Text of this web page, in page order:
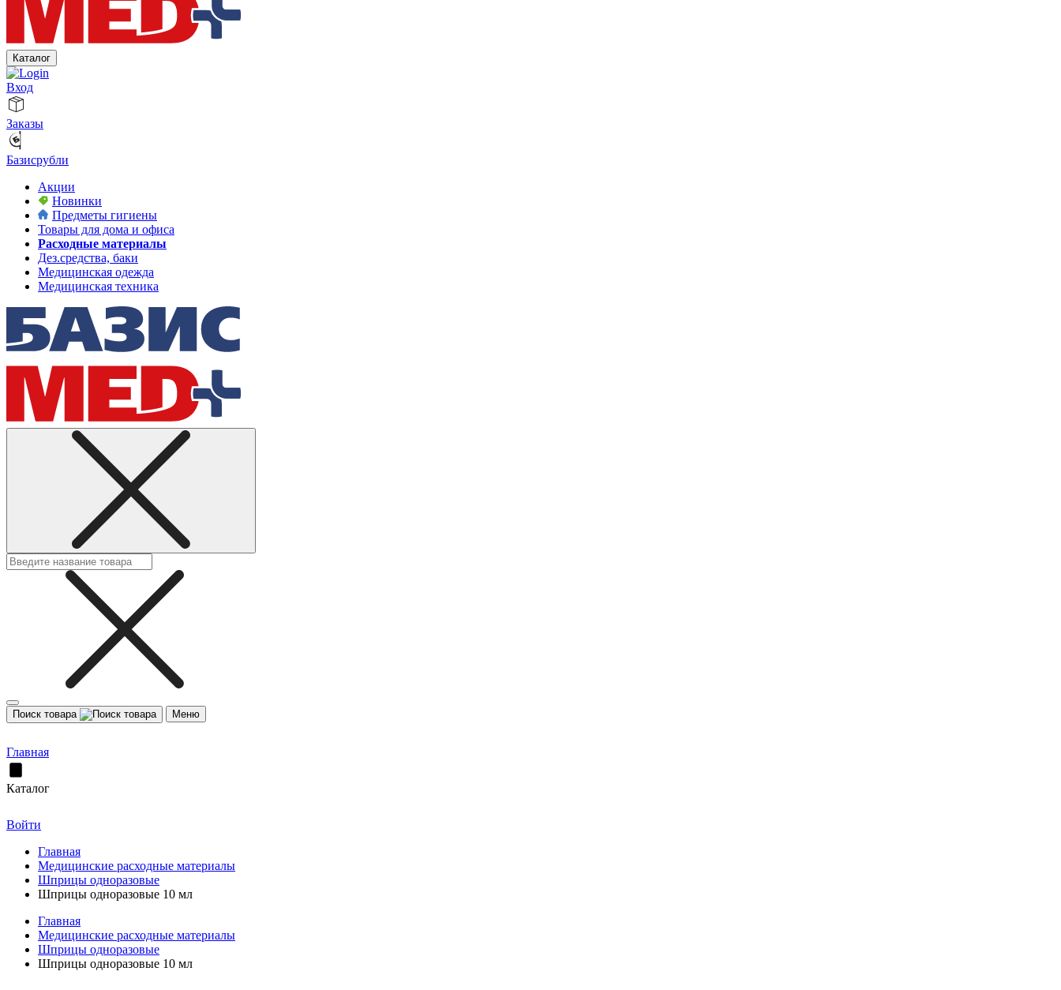
Каталог
Вход
Заказы
Базисрубли
Акции
Новинки
Предметы гигиены
Товары для дома и офиса
Расходные материалы
Дез.средства, баки
Медицинская одежда
Медицинская техника
Поиск товара Меню
Главная
Каталог
Войти
Главная
Медицинские расходные материалы
Шприцы одноразовые
Шприцы одноразовые 10 мл
Главная
Медицинские расходные материалы
Шприцы одноразовые
Шприцы одноразовые 10 мл